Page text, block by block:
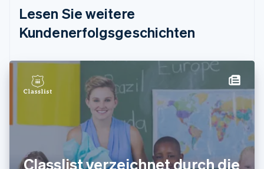
Lesen Sie weitere
Kundenerfolgsgeschichten
Classlist verzeichnet durch die
DeutschEnglish
English
简体中文English
English Svenska
Frankreich
English
English
Griechenland
English